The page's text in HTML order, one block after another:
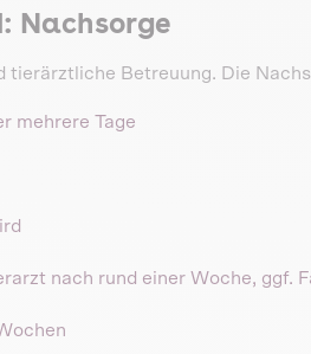
Nachsorge
tierärztliche Betreuung. Die
mehrere Tage
nach rund einer Woche, ggf.